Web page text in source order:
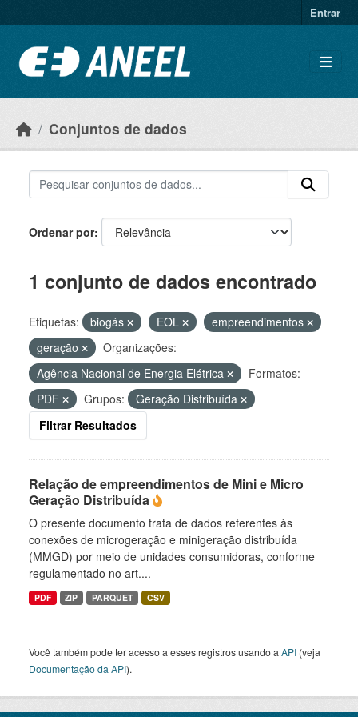
Entrar
Conjuntos de dados
Ordenar por
1 conjunto de dados encontrado
Etiquetas: biogás EOL
empreendimentos
geração
Organizações:
Agência Nacional de Energia Elétrica
Formatos:
PDF
Grupos:
Geração Distribuída
Filtrar Resultados
Relação de empreendimentos de Mini e Micro
Geração Distribuída
O presente documento trata de dados referentes às
conexões de microgeração e minigeração distribuída
(MMGD) por meio de unidades consumidoras, conforme
regulamentado no art....
PDF ZIP PARQUET CSV
Você também pode ter acesso a esses registros usando a API (veja
Documentação da API).